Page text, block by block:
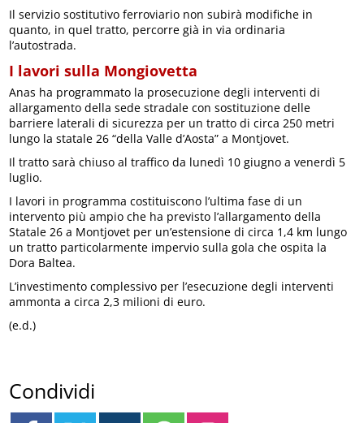
Il servizio sostitutivo ferroviario non subirà modifiche in
quanto, in quel tratto, percorre già in via ordinaria
l’autostrada.
I lavori sulla Mongiovetta
Anas ha programmato la prosecuzione degli interventi di
allargamento della sede stradale con sostituzione delle
barriere laterali di sicurezza per un tratto di circa 250 metri
lungo la statale 26 “della Valle d’Aosta” a Montjovet.
Il tratto sarà chiuso al traffico da lunedì 10 giugno a venerdì 5
luglio.
I lavori in programma costituiscono l’ultima fase di un
intervento più ampio che ha previsto l’allargamento della
Statale 26 a Montjovet per un’estensione di circa 1,4 km lungo
un tratto particolarmente impervio sulla gola che ospita la
Dora Baltea.
L’investimento complessivo per l’esecuzione degli interventi
ammonta a circa 2,3 milioni di euro.
(e.d.)
Condividi